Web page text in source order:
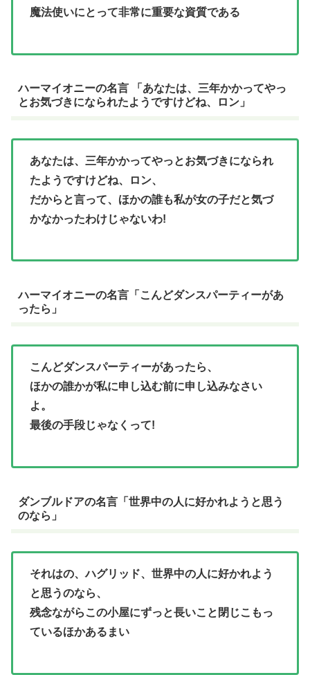
魔法使いにとって非常に重要な資質である
ハーマイオニーの名言 「あなたは、三年かかってやっ
とお気づきになられたようですけどね、ロン」
あなたは、三年かかってやっとお気づきになられ
たようですけどね、ロン、
だからと言って、ほかの誰も私が女の子だと気づ
かなかったわけじゃないわ!
ハーマイオニーの名言「こんどダンスパーティーがあ
ったら」
こんどダンスパーティーがあったら、
ほかの誰かが私に申し込む前に申し込みなさい
よ。
最後の手段じゃなくって!
ダンブルドアの名言「世界中の人に好かれようと思う
のなら」
それはの、ハグリッド、世界中の人に好かれよう
と思うのなら、
残念ながらこの小屋にずっと長いこと閉じこもっ
ているほかあるまい